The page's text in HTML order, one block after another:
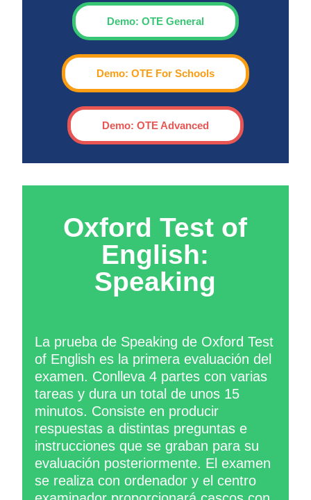
Demo: OTE General
Demo: OTE For Schools
Demo: OTE Advanced
Oxford Test of
English:
Speaking
La prueba de Speaking de Oxford Test
of English es la primera evaluación del
examen. Conlleva 4 partes con varias
tareas y dura un total de unos 15
minutos. Consiste en producir
respuestas a distintas preguntas e
instrucciones que se graban para su
evaluación posteriormente. El examen
se realiza con ordenador y el centro